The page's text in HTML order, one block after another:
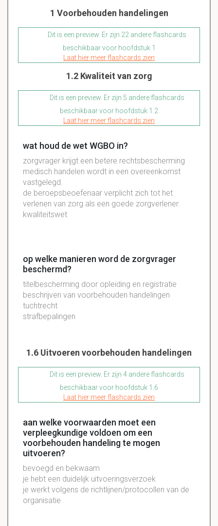
1 Voorbehouden handelingen
Dit is een preview. Er zijn 22 andere flashcards
beschikbaar voor hoofdstuk 1
Laat hier meer flashcards zien
1.2 Kwaliteit van zorg
Dit is een preview. Er zijn 5 andere flashcards
beschikbaar voor hoofdstuk 1.2
Laat hier meer flashcards zien
wat houd de wet WGBO in?
zorgvrager krijgt een betere rechtsbescherming
medisch handelen wordt in een overeenkomst
vastgelegd.
de beroepsbeoefenaar verplicht zich tot het
verlenen van zorg als een goede zorgverlener.
kwaliteitswet
op welke manieren word de zorgvrager
beschermd?
titelbescherming door opleiding en registratie
beschrijven van voorbehouden handelingen
tuchtrecht
strafbepalingen
1.6 Uitvoeren voorbehouden handelingen
Dit is een preview. Er zijn 4 andere flashcards
beschikbaar voor hoofdstuk 1.6
Laat hier meer flashcards zien
aan welke voorwaarden moet een
verpleegkundige voldoen om een
voorbehouden handeling te mogen
uitvoeren?
bevoegd en bekwaam
je hebt een duidelijk uitvoeringsverzoek
je werkt volgens de richtlijnen/protocollen van de
organisatie